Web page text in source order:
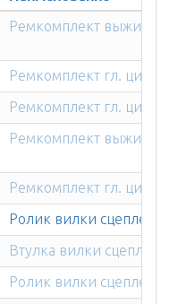
Ремкомплект
Ремкомплект гл.
Ремкомплект гл.
Ремкомплект
Ремкомплект гл.
Ролик вилки
Втулка вилки
Ролик вилки